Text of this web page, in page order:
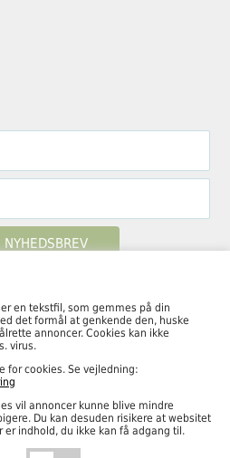
en tekstfil, som gemmes på din
det formål at genkende den, huske
annoncer. Cookies kan ikke
virus.
for cookies. Se vejledning:
vil annoncer kunne blive mindre
Du kan desuden risikere at websitet
indhold, du ikke kan få adgang til.